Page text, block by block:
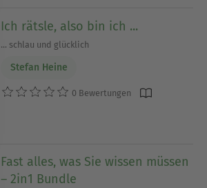
Ich rätsle, also bin ich ...
... schlau und glücklich
Stefan Heine
0 Bewertungen
Fast alles, was Sie wissen müssen
– 2in1 Bundle